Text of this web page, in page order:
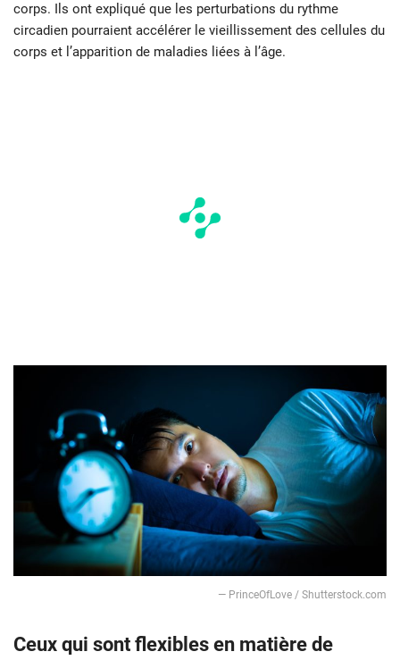
corps. Ils ont expliqué que les perturbations du rythme
circadien pourraient accélérer le vieillissement des cellules du
corps et l’apparition de maladies liées à l’âge.
— PrinceOfLove / Shutterstock.com
Ceux qui sont flexibles en matière de